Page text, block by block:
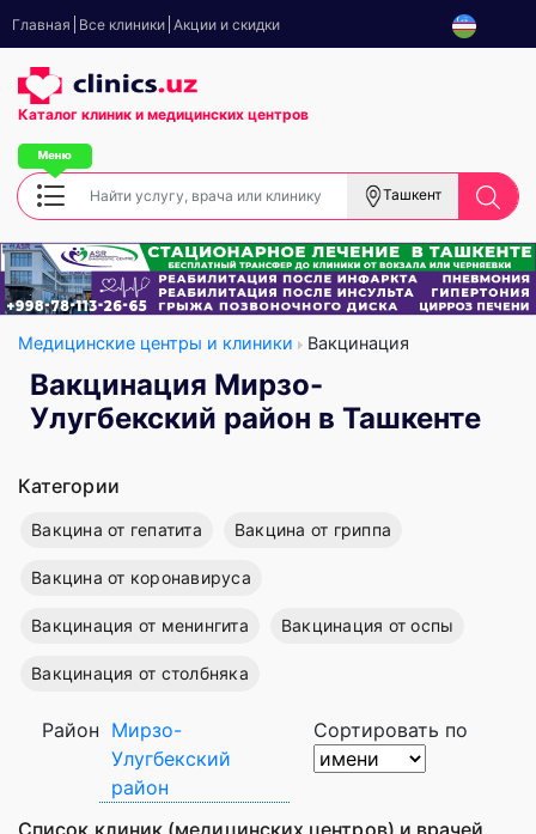
Главная Все клиники Акции и скидки
Каталог клиник и медицинских центров
Ташкент
Медицинские центры и клиники Вакцинация
Вакцинация Мирзо-
Улугбекский район в Ташкенте
Категории
Вакцина от гепатита Вакцина от гриппа
Вакцина от коронавируса
Вакцинация от менингита Вакцинация от оспы
Вакцинация от столбняка
Район Мирзо-
Улугбекский
район
Сортировать по